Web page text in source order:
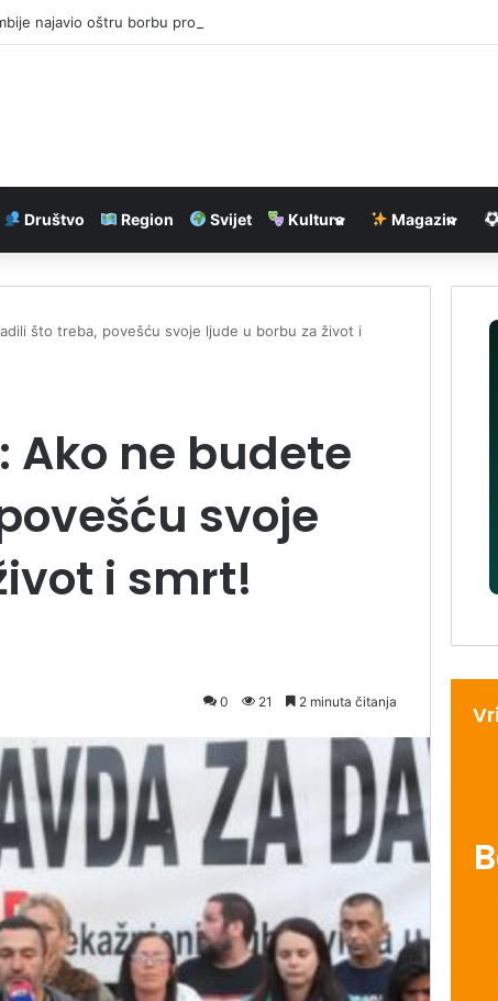
najavio oštru borbu protiv narkokartela, Tramp šalje milijardu dolara
Društvo Region Svijet Kultura Magazin
što treba, povešću svoje ljude u borbu za život i
Ako ne budete
svoje
i smrt!
0 21 2 minuta čitanja